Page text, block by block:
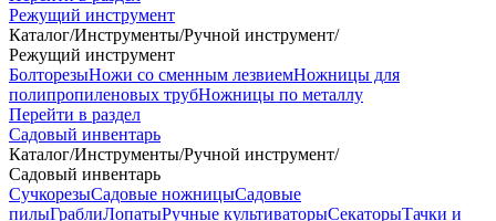
Режущий инструмент
Каталог/Инструменты/Ручной инструмент/
Режущий инструмент
БолторезыНожи со сменным лезвиемНожницы для
полипропиленовых трубНожницы по металлу
Перейти в раздел
Садовый инвентарь
Каталог/Инструменты/Ручной инструмент/
Садовый инвентарь
СучкорезыСадовые ножницыСадовые
пилыГраблиЛопатыРучные культиваторыСекаторыТачки и